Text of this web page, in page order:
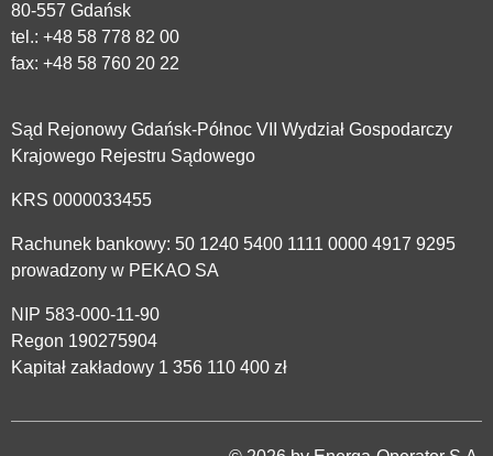
80-557 Gdańsk
tel.: +48 58 778 82 00
fax: +48 58 760 20 22
Sąd Rejonowy Gdańsk-Północ VII Wydział Gospodarczy
Krajowego Rejestru Sądowego
KRS 0000033455
Rachunek bankowy: 50 1240 5400 1111 0000 4917 9295
prowadzony w PEKAO SA
NIP 583-000-11-90
Regon 190275904
Kapitał zakładowy 1 356 110 400 zł